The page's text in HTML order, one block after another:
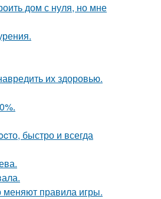
дом с нуля, но мне
их здоровью.
быстро и всегда
меняют правила игры.